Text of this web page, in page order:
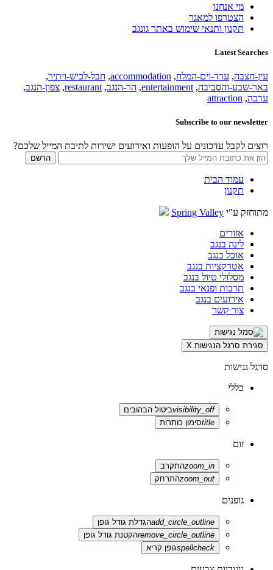
מי אנחנו
הצטרפו למאגר
תקנון ותנאי שימוש באתר גונגב
Latest Searches
עין-חצבה, ערד-וים-המלח,
accommodation
, חבל-לכיש-ויתיר,
באר-שבע-והסביבה,
entertainment
, הר-הנגב,
restaurant
, צפון-הנגב,
ערבה,
attraction
Subscribe to our newsletter
רוצים לקבל עדכונים על הופעות ואירועים ישירות לתיבת המייל שלכם?
עמוד הבית
תקנון
מתוחזק ע"י Spring Valley
אזורים
לינה בנגב
אוכל בנגב
אטרקציות בנגב
מסלולי טיול בנגב
תרבות ופנאי בנגב
אירועים בנגב
צור קשר
סגירת סרגל הנגישות X
סרגל נגישות
כללי
visibility_offביטול הבהובים
titleסימון כותרות
זום
zoom_inהתקרב
zoom_outהתרחק
גופנים
add_circle_outlineהגדלת גודל גופן
remove_circle_outlineהקטנת גודל גופן
spellcheckגופן קריא